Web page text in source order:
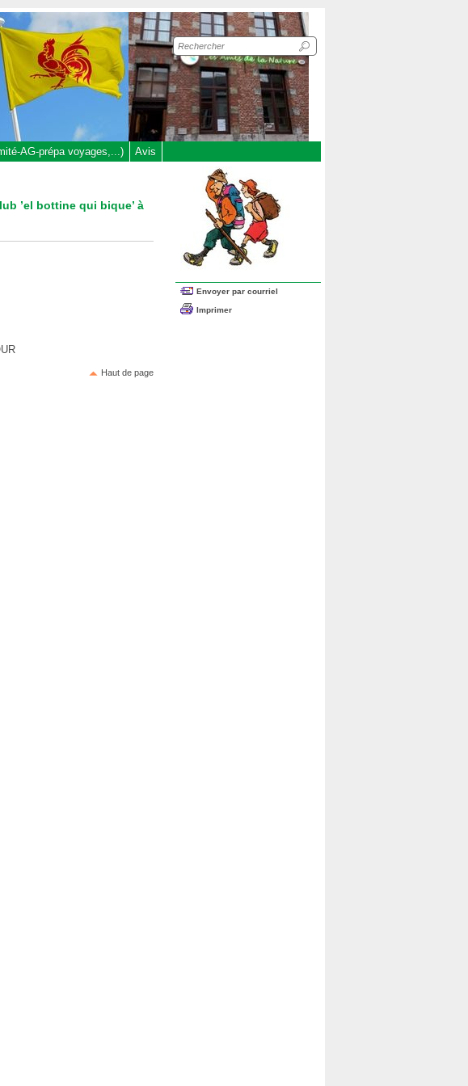
Recherche
sur
le
site
AG-prépa voyages,...) Avis
’el bottine qui bique’ à
Haut de page
Envoyer par courriel
Imprimer